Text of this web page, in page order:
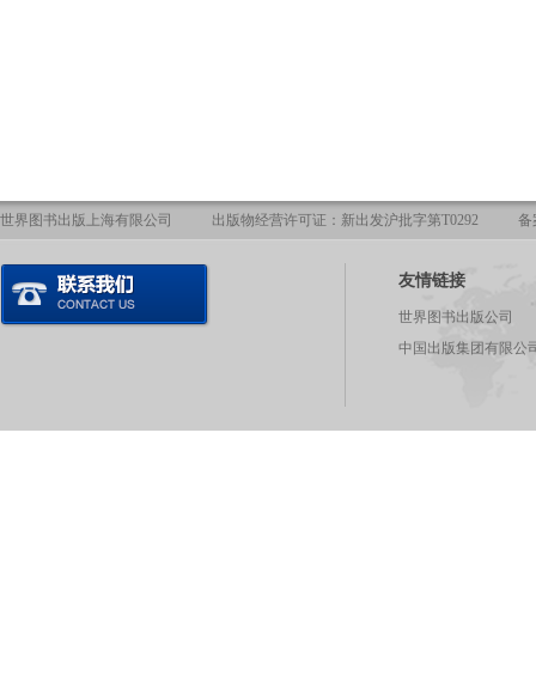
世界图书出版上海有限公司 出版物经营许可证：新出发沪批字第T0292 备
友情链接
世界图书出版公司
中国出版集团有限公